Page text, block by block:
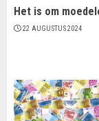
Het is om
22 AUGUSTUS 2024